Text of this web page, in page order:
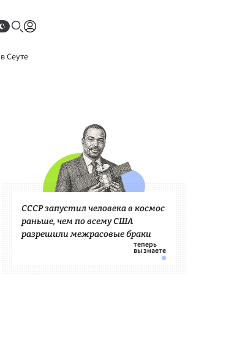
Сеуте
СССР запустил человека в космос
раньше, чем по всему США
разрешили межрасовые браки